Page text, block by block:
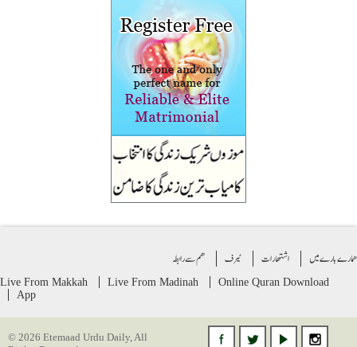
بارے میں اشتهارات ٹیرف ھم سے رابطہ
Live From Makkah Live From Madinah Online Quran Download
App
© 2026 Etemaad Urdu Daily, All